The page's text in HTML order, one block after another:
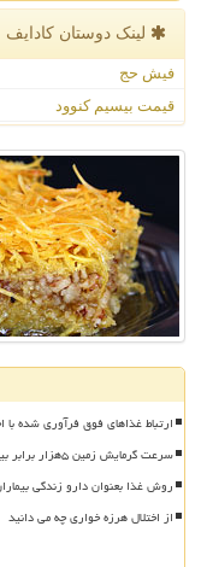
لینک دوستان كادایف
فیش حج
قیمت بیسیم کنوود
ارتباط غذاهای فوق فرآوری شده با
سرعت گرمایش زمین ۵هزار برابر بیش از توان سازگاری گیاه برنج است
روش غذا بعنوان دارو زندگی
از اختلال هرزه خواری چه می دانید